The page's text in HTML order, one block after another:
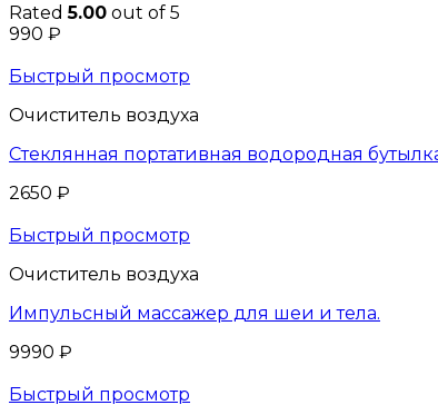
Rated5.00 out of 5
990 ₽
Быстрый просмотр
Очиститель воздуха
Стеклянная портативная водородная
2650 ₽
Быстрый просмотр
Очиститель воздуха
Импульсный массажер для шеи и тела.
9990 ₽
Быстрый просмотр